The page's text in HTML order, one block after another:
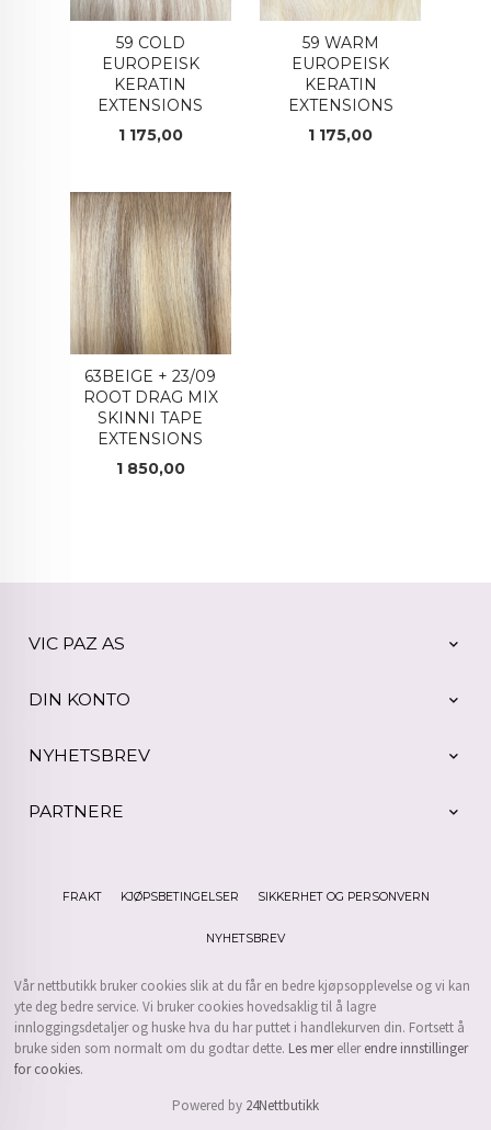
59 COLD
EUROPEISK
KERATIN
EXTENSIONS
Pris
1 175,00
59 WARM
EUROPEISK
KERATIN
EXTENSIONS
Pris
1 175,00
63BEIGE + 23/09
ROOT DRAG MIX
SKINNI TAPE
EXTENSIONS
Pris
1 850,00
VIC PAZ AS
DIN KONTO
NYHETSBREV
PARTNERE
FRAKT KJØPSBETINGELSER SIKKERHET OG PERSONVERN
NYHETSBREV
Vår nettbutikk bruker cookies slik at du får en bedre kjøpsopplevelse og vi kan
yte deg bedre service. Vi bruker cookies hovedsaklig til å lagre
innloggingsdetaljer og huske hva du har puttet i handlekurven din. Fortsett å
bruke siden som normalt om du godtar dette. Les merellerendre innstillinger
for cookies.
Powered by 24Nettbutikk